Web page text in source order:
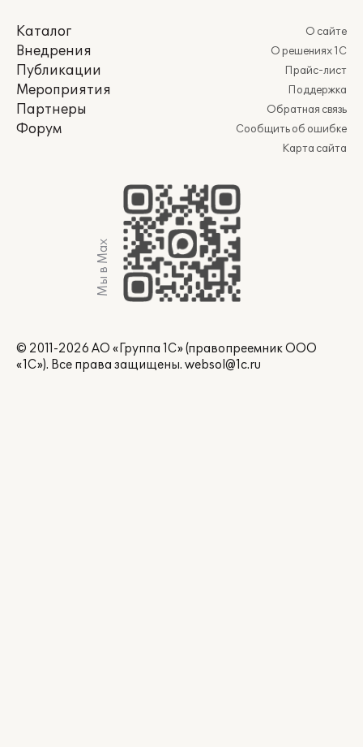
Каталог
Внедрения
Публикации
Мероприятия
Партнеры
Форум
О сайте
О решениях 1С
Прайс-лист
Поддержка
Обратная связь
Сообщить об ошибке
Карта сайта
Мы в Max
© 2011-2026 АО «Группа 1С» (правопреемник ООО
«1С»). Все права защищены. websol@1c.ru